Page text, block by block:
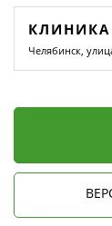
КЛИНИКА
Челябинск,